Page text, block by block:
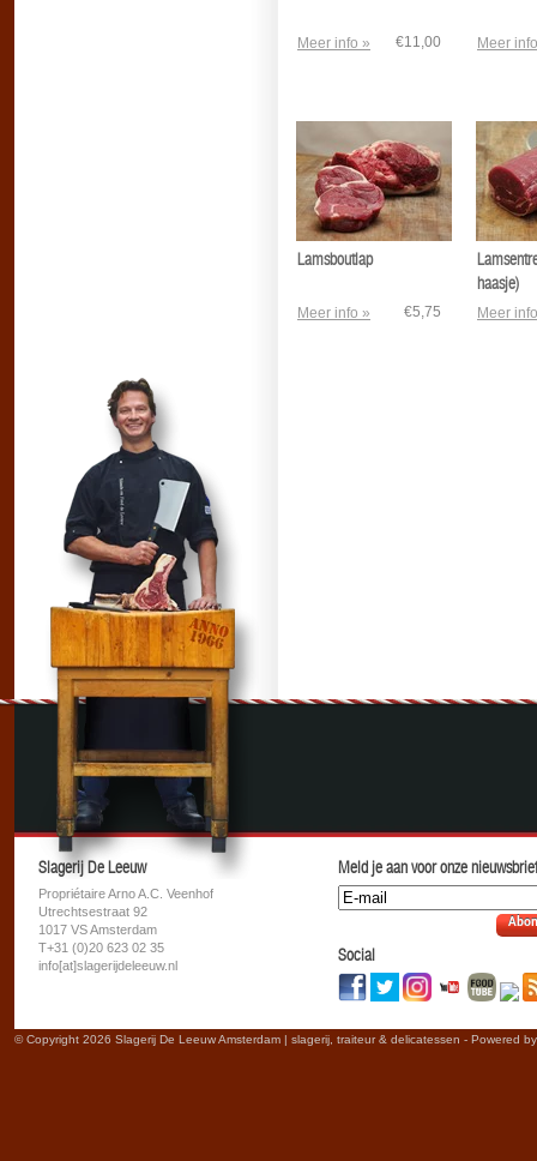
Meer info » €11,00 Meer
Lamsboutlap
Meer info » €5,75
haasje)
Meer
Slagerij De Leeuw
Propriétaire Arno A.C. Veenhof
Utrechtsestraat 92
1017 VS Amsterdam
T+31 (0)20 623 02 35
info[at]slagerijdeleeuw.nl
Meld je aan voor onze
Social
© Copyright 2026 Slagerij De Leeuw Amsterdam | slagerij, traiteur & delicatessen - Powered